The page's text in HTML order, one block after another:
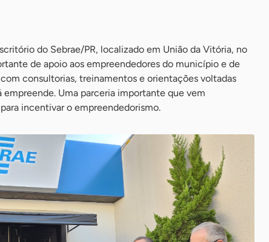
do Sebrae/PR, localizado em União da Vitória, no
de apoio aos empreendedores do município e de
consultorias, treinamentos e orientações voltadas
Uma parceria importante que vem
incentivar o empreendedorismo.